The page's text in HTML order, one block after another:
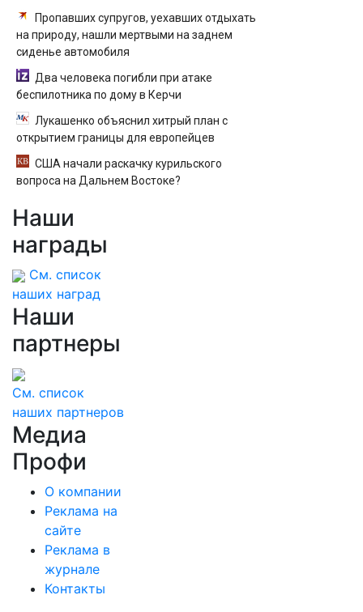
Пропавших супругов, уехавших отдыхать
на природу, нашли мертвыми на заднем
сиденье автомобиля
Два человека погибли при атаке
беспилотника по дому в Керчи
Лукашенко объяснил хитрый план с
открытием границы для европейцев
США начали раскачку курильского
вопроса на Дальнем Востоке?
Наши
награды
См. список
наших наград
Наши
партнеры
См. список
наших партнеров
Медиа
Профи
О компании
Реклама на
сайте
Реклама в
журнале
Контакты